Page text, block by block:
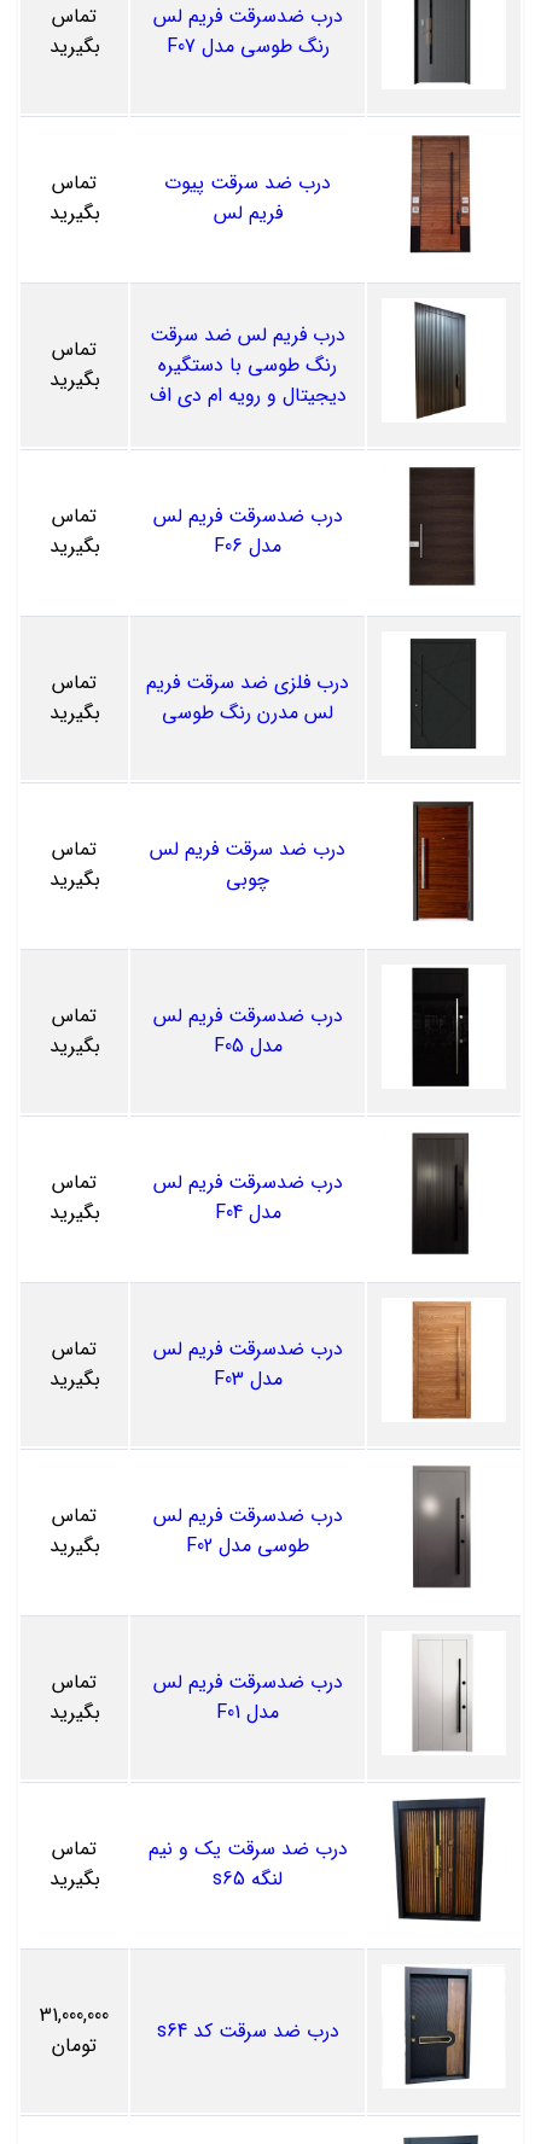
درب ضدسرقت فریم لس
رنگ طوسی مدل F07
تماس
بگیرید
درب ضد سرقت پیوت
فریم لس
تماس
بگیرید
درب فریم لس ضد سرقت
رنگ طوسی با دستگیره
دیجیتال و رویه ام دی اف
تماس
بگیرید
درب ضدسرقت فریم لس
مدل F06
تماس
بگیرید
درب فلزی ضد سرقت فریم
لس مدرن رنگ طوسی
تماس
بگیرید
درب ضد سرقت فریم لس
چوبی
تماس
بگیرید
درب ضدسرقت فریم لس
مدل F05
تماس
بگیرید
درب ضدسرقت فریم لس
مدل F04
تماس
بگیرید
درب ضدسرقت فریم لس
مدل F03
تماس
بگیرید
درب ضدسرقت فریم لس
طوسی مدل F02
تماس
بگیرید
درب ضدسرقت فریم لس
مدل F01
تماس
بگیرید
درب ضد سرقت یک و نیم
لنگه s65
تماس
بگیرید
درب ضد سرقت کد s64
31,000,000
تومان